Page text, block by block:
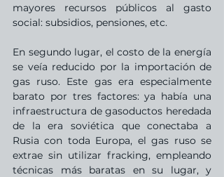
mayores recursos públicos al gasto
social: subsidios, pensiones, etc.
En segundo lugar, el costo de la energía
se veía reducido por la importación de
gas ruso. Este gas era especialmente
barato por tres factores: ya había una
infraestructura de gasoductos heredada
de la era soviética que conectaba a
Rusia con toda Europa, el gas ruso se
extrae sin utilizar fracking, empleando
técnicas más baratas en su lugar, y